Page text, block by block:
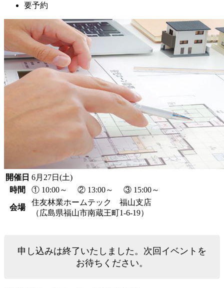
要予約
開催日 6月27日(土)
時間
① 10:00～ ② 13:00～ ③ 15:00～
会場
住友林業ホームテック 福山支店
（広島県福山市南蔵王町1-6-19）
申し込みは終了いたしました。次回イベントを
お待ちください。